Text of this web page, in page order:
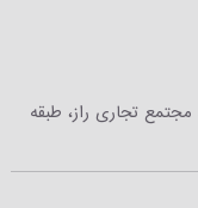
مجتمع تجاری راز، طبقه